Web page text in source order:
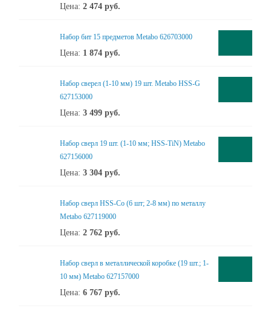
Цена: 2 474 руб.
Набор бит 15 предметов Metabo 626703000
Цена: 1 874 руб.
Набор сверел (1-10 мм) 19 шт. Metabo HSS-G
627153000
Цена: 3 499 руб.
Набор сверл 19 шт. (1-10 мм; HSS-TiN) Metabo
627156000
Цена: 3 304 руб.
Набор сверл HSS-Co (6 шт; 2-8 мм) по металлу
Metabo 627119000
Цена: 2 762 руб.
Набор сверл в металлической коробке (19 шт.; 1-
10 мм) Metabo 627157000
Цена: 6 767 руб.